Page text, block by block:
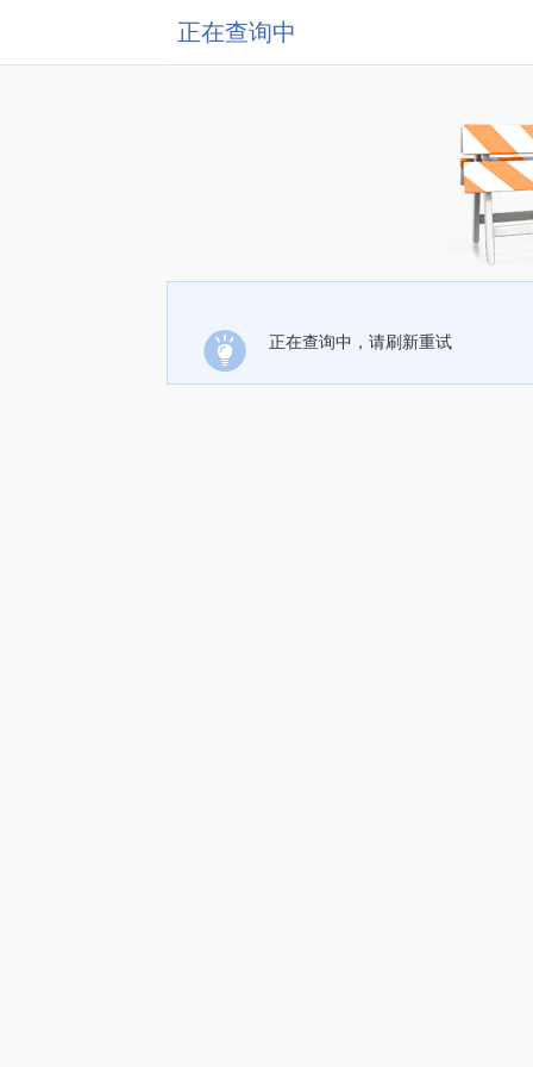
正在查询中
正在查询中，请刷新重试